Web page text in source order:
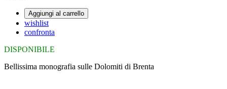
Aggiungi al carrello
wishlist
confronta
DISPONIBILE
Bellissima monografia sulle Dolomiti di Brenta